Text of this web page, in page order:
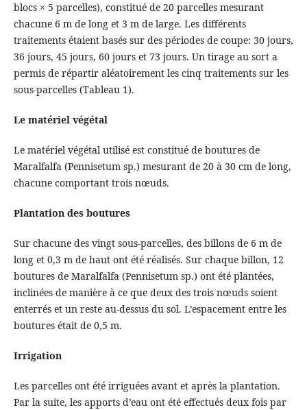
blocs × 5 parcelles), constitué de 20 parcelles mesurant
chacune 6 m de long et 3 m de large. Les différents
traitements étaient basés sur des périodes de coupe: 30 jours,
36 jours, 45 jours, 60 jours et 73 jours. Un tirage au sort a
permis de répartir aléatoirement les cinq traitements sur les
sous-parcelles (Tableau 1).
Le matériel végétal
Le matériel végétal utilisé est constitué de boutures de
Maralfalfa (Pennisetum sp.) mesurant de 20 à 30 cm de long,
chacune comportant trois nœuds.
Plantation des boutures
Sur chacune des vingt sous-parcelles, des billons de 6 m de
long et 0,3 m de haut ont été réalisés. Sur chaque billon, 12
boutures de Maralfalfa (Pennisetum sp.) ont été plantées,
inclinées de manière à ce que deux des trois nœuds soient
enterrés et un reste au-dessus du sol. L’espacement entre les
boutures était de 0,5 m.
Irrigation
Les parcelles ont été irriguées avant et après la plantation.
Par la suite, les apports d’eau ont été effectués deux fois par